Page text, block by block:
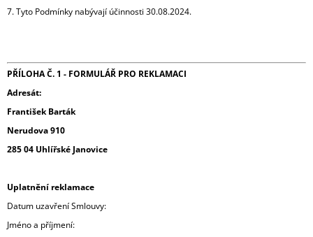
7. Tyto Podmínky nabývají účinnosti 30.08.2024.
PŘÍLOHA Č. 1 - FORMULÁŘ PRO REKLAMACI
Adresát:
František Barták
Nerudova 910
285 04 Uhlířské Janovice
Uplatnění reklamace
Datum uzavření Smlouvy:
Jméno a příjmení: